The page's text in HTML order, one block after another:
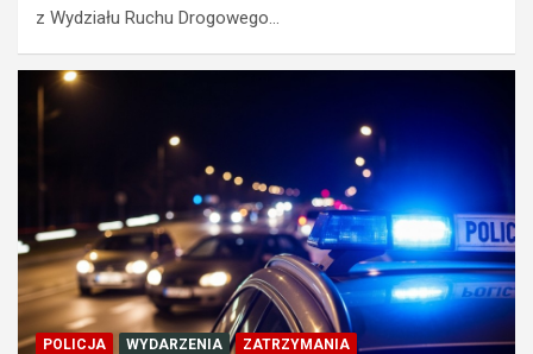
z Wydziału Ruchu Drogowego…
POLICJA WYDARZENIA ZATRZYMANIA